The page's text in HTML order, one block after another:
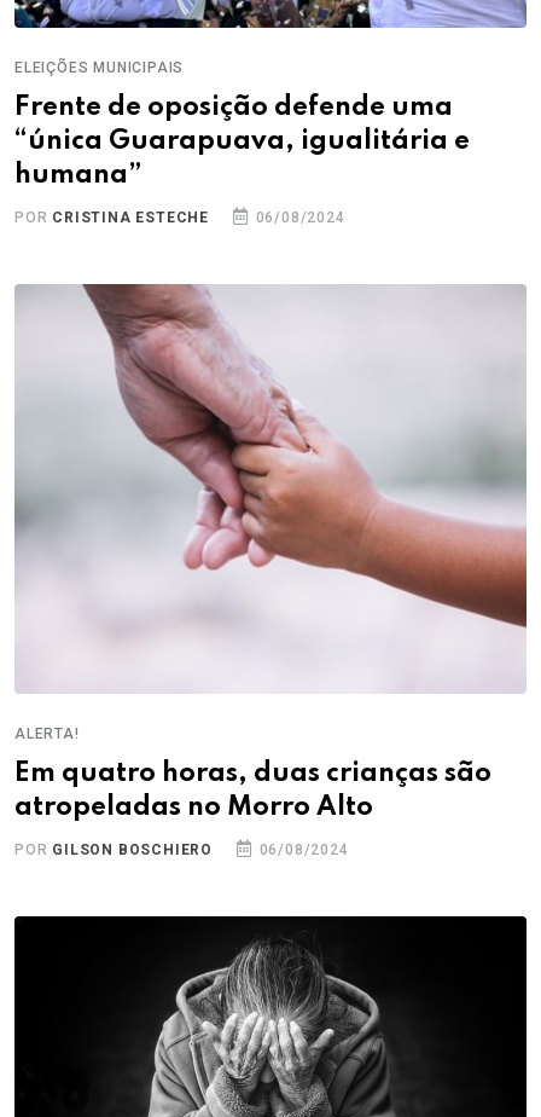
ELEIÇÕES MUNICIPAIS
Frente de oposição defende uma
“única Guarapuava, igualitária e
humana”
POR CRISTINA ESTECHE 06/08/2024
ALERTA!
Em quatro horas, duas crianças são
atropeladas no Morro Alto
POR GILSON BOSCHIERO 06/08/2024